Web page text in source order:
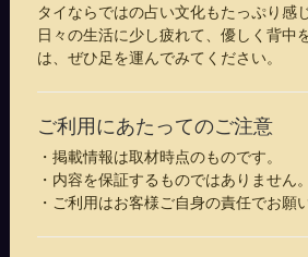
タイならではの占い文化もたっぷり感
日々の生活に少し疲れて、優しく背中
は、ぜひ足を運んでみてください。
ご利用にあたってのご注意
・掲載情報は取材時点のものです。
・内容を保証するものではありません。
・ご利用はお客様ご自身の責任でお願